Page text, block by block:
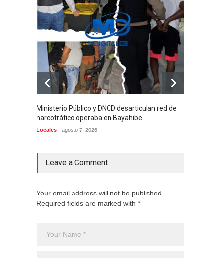
Ministerio Público y DNCD desarticulan red de
narcotráfico operaba en Bayahibe
Locales agosto 7, 2026
Leave a Comment
Your email address will not be published.
Required fields are marked with *